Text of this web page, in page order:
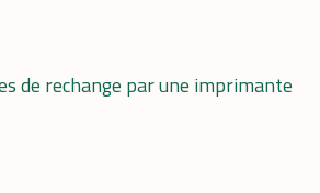
de rechange par une imprimante